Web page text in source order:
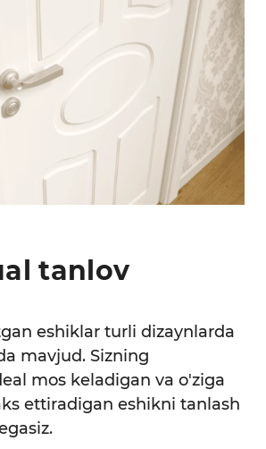
tanlov
eshiklar turli dizaynlarda
mavjud. Sizning
mos keladigan va o'ziga
ettiradigan eshikni tanlash